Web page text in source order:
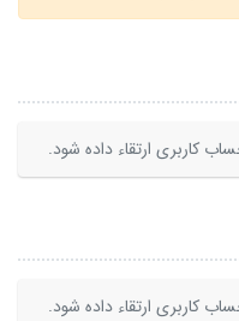
کاربری ارتقاء داده شود.
کاربری ارتقاء داده شود.